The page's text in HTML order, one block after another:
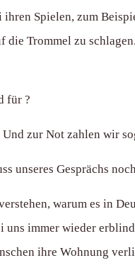
Spielen, zum
die Trommel zu
für ?
zur Not zahlen wir
unseres Gesprächs
warum es in
immer wieder
ihre Wohnung